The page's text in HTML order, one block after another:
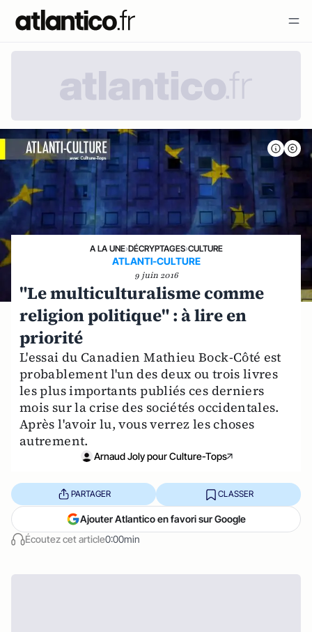
A LA UNE›DÉCRYPTAGES›CULTURE
ATLANTI-CULTURE
9 juin 2016
"Le multiculturalisme comme
religion politique" : à lire en
priorité
L'essai du Canadien Mathieu Bock-Côté est
probablement l'un des deux ou trois livres
les plus importants publiés ces derniers
mois sur la crise des sociétés occidentales.
Après l'avoir lu, vous verrez les choses
autrement.
Arnaud Joly pour Culture-Tops
Écoutez cet article0:00min
PARTAGER CLASSER
Ajouter Atlantico en favori sur Google